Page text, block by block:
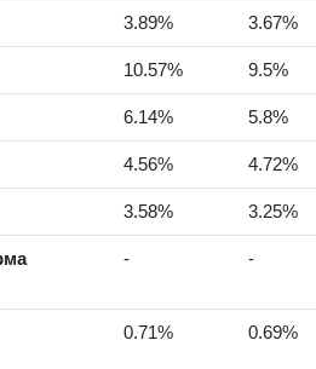
3.89% 3.67%
10.57% 9.5%
6.14% 5.8%
4.56% 4.72%
3.58% 3.25%
- -
0.71% 0.69%